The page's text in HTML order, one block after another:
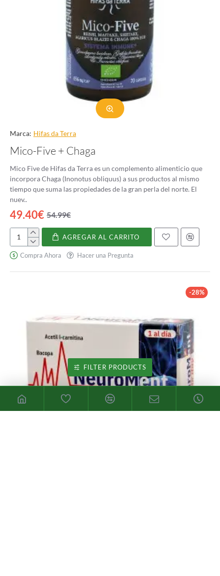
Marca: Hifas da Terra
Mico-Five + Chaga
Mico Five de Hifas da Terra es un complemento alimenticio que
incorpora Chaga (Inonotus obliquus) a sus productos al mismo
tiempo que suma las propiedades de la gran perla del norte. El
nuev..
49.40€ 54.99€
Mico-
Five
+
Chaga
AGREGAR AL CARRITO
Compra Ahora Hacer una Pregunta
-28%
FILTER PRODUCTS